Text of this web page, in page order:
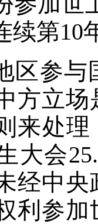
续第10
区参
方立
来处
大会
经中
利参